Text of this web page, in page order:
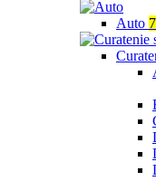
Auto 7